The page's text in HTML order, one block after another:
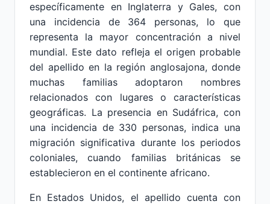
específicamente en Inglaterra y Gales, con
una incidencia de 364 personas, lo que
representa la mayor concentración a nivel
mundial. Este dato refleja el origen probable
del apellido en la región anglosajona, donde
muchas familias adoptaron nombres
relacionados con lugares o características
geográficas. La presencia en Sudáfrica, con
una incidencia de 330 personas, indica una
migración significativa durante los periodos
coloniales, cuando familias británicas se
establecieron en el continente africano.
En Estados Unidos, el apellido cuenta con